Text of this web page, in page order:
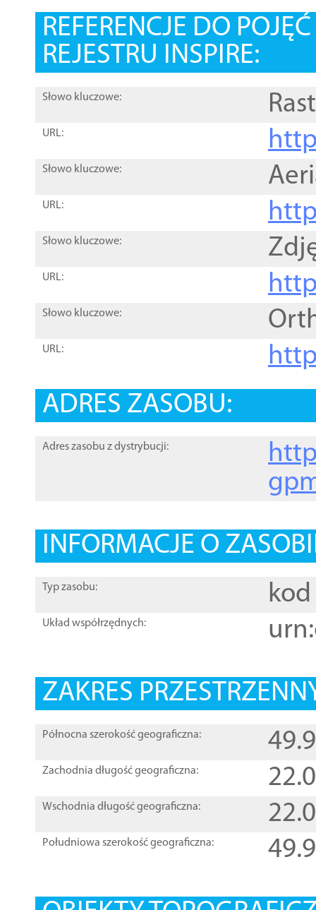
REFERENCJE DO
REJESTRU INSPIRE:
Słowo kluczowe:
URL:
Słowo kluczowe:
URL:
Słowo kluczowe:
URL:
Słowo kluczowe:
URL:
ADRES ZASOBU:
Adres zasobu z dystrybucji:
INFORMACJE O
Typ zasobu: kod
Układ współrzędnych:
ZAKRES
Północna szerokość geograficzna:
Zachodnia długość geograficzna:
Wschodnia długość geograficzna:
Południowa szerokość geograficzna: